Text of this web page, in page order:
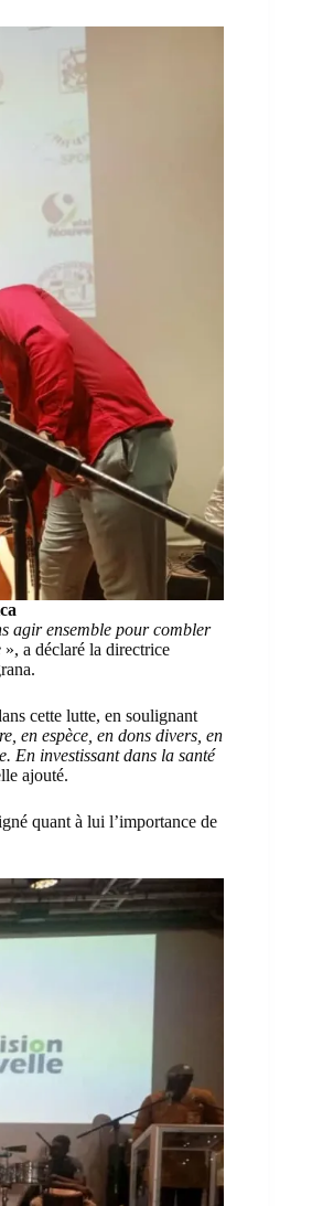
agir ensemble pour combler
», a déclaré la directrice
cette lutte, en soulignant
en espèce, en dons divers, en
En investissant dans la santé
ajouté.
quant à lui l’importance de